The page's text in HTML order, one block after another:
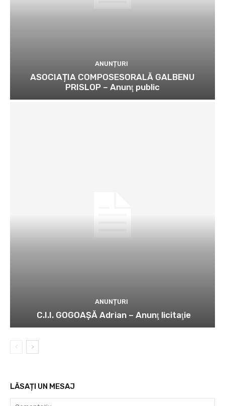
ANUNȚURI
ASOCIAȚIA COMPOSESORALĂ GALBENU
PRISLOP – Anunţ public
ANUNȚURI
C.I.I. GOGOAŞĂ Adrian – Anunţ licitaţie
LĂSAȚI UN MESAJ